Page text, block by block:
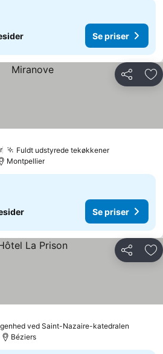
Se priser
Del
Fuldt udstyrede tekøkkenerSe priser
Montpellier
Se priser
Del
ved Saint-Nazaire-katedralen
Béziers